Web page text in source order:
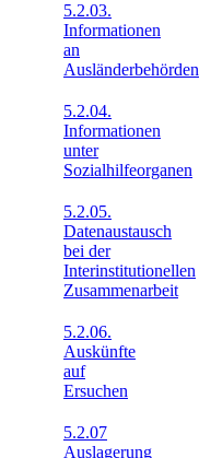
5.2.03.
Informationen
an
Ausländerbehörden
5.2.04.
Informationen
unter
Sozialhilfeorganen
5.2.05.
Datenaustausch
bei der
Interinstitutionellen
Zusammenarbeit
5.2.06.
Auskünfte
auf
Ersuchen
5.2.07
Auslagerung